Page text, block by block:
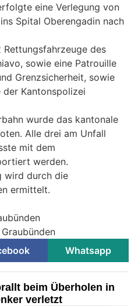
eine Verlegung von
Spital Oberengadin nach
des
sowie eine Patrouille
Grenzsicherheit, sowie
Kantonspolizei
wurde das kantonale
Alle drei am Unfall
mit dem
werden.
wird durch die
ermittelt.
Whatsapp
beim Überholen in
verletzt